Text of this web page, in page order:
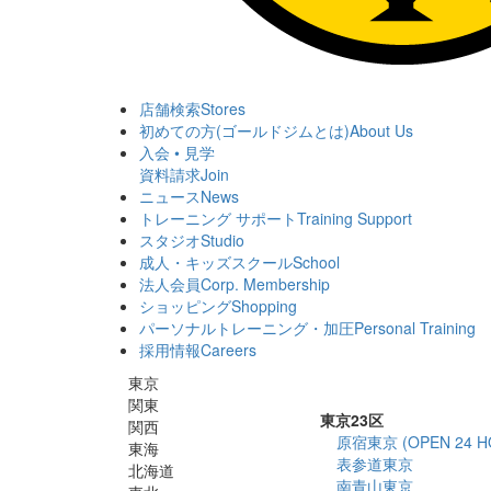
店舗検索Stores
初めての方(ゴールドジムとは)About Us
入会 • 見学
資料請求Join
ニュースNews
トレーニング サポートTraining Support
スタジオStudio
成人・キッズスクールSchool
法人会員Corp. Membership
ショッピングShopping
パーソナルトレーニング・加圧Personal Training
採用情報Careers
東京
関東
関西
東海
北海道
東京23区
原宿東京 (OPEN 24
表参道東京
南青山東京